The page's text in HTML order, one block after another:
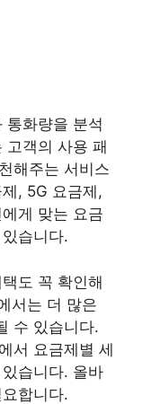
통화량을 분석
고객의 사용 패
해주는 서비스
, 5G 요금제,
게 맞는 요금
습니다.
도 꼭 확인해
서는 더 많은
수 있습니다.
서 요금제별 세
습니다. 올바
합니다.